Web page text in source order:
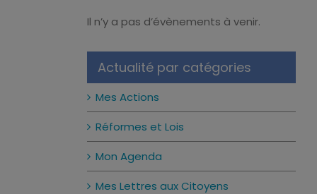
Notice
Il n’y a pas d’évènements à venir.
Actualité par catégories
Mes Actions
Réformes et Lois
Mon Agenda
Mes Lettres aux Citoyens